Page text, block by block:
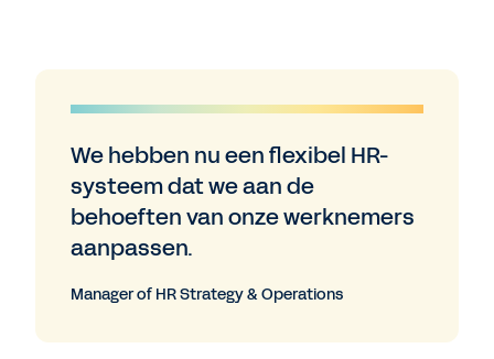
We hebben nu een flexibel HR-
systeem dat we aan de
behoeften van onze werknemers
aanpassen.
Manager of HR Strategy & Operations